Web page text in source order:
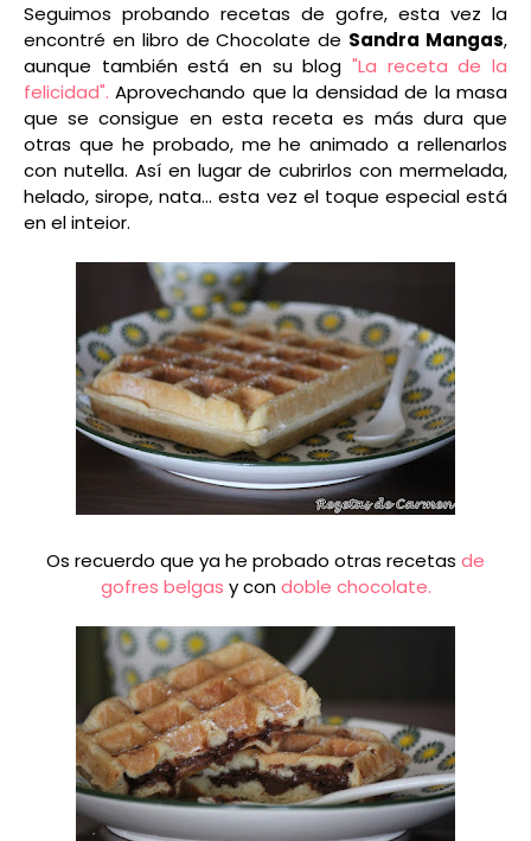
Seguimos probando recetas de gofre, esta vez la
encontré en libro de Chocolate de Sandra Mangas,
aunque también está en su blog "La receta de la
felicidad".Aprovechando que la densidad de la masa
que se consigue en esta receta es más dura que
otras que he probado, me he animado a rellenarlos
con nutella. Así en lugar de cubrirlos con mermelada,
helado, sirope, nata... esta vez el toque especial está
en el inteior.
Os recuerdo que ya he probado otras recetas de
gofres belgas y condoble chocolate.